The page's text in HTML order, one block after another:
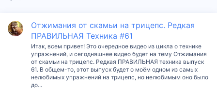
Отжимания от скамьи на трицепс. Редкая
ПРАВИЛЬНАЯ Техника #61
Итак, всем привет! Это очередное видео из цикла о технике
упражнений, и сегодняшнее видео будет на тему Отжимания
от скамьи на трицепс. Редкая ПРАВИЛЬНАЯ техника выпуск
61. В общем-то, этот выпуск будет о моём одном из самых
нелюбимых упражнений на трицепс, но нелюбимым оно было
до...